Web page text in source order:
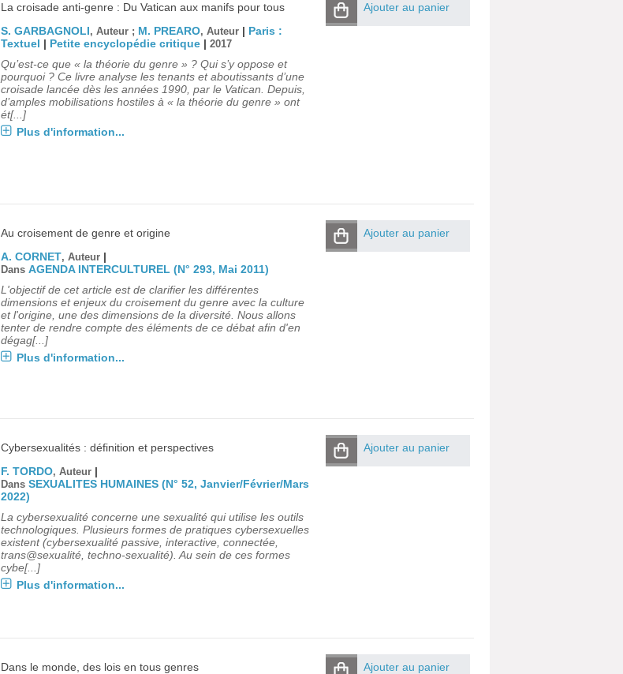
La croisade anti-genre : Du Vatican aux manifs pour tous
S. GARBAGNOLI, Auteur ; M. PREARO, Auteur | Paris :
Textuel | Petite encyclopédie critique| 2017
Qu’est-ce que « la théorie du genre » ? Qui s’y oppose et
pourquoi ? Ce livre analyse les tenants et aboutissants d’une
croisade lancée dès les années 1990, par le Vatican. Depuis,
d’amples mobilisations hostiles à « la théorie du genre » ont
ét[...]
Plus d'information...
Ajouter au panier
Au croisement de genre et origine
A. CORNET, Auteur |
Dans AGENDA INTERCULTUREL (N° 293, Mai 2011)
L'objectif de cet article est de clarifier les différentes
dimensions et enjeux du croisement du genre avec la culture
et l'origine, une des dimensions de la diversité. Nous allons
tenter de rendre compte des éléments de ce débat afin d'en
dégag[...]
Plus d'information...
Ajouter au panier
Cybersexualités : définition et perspectives
F. TORDO, Auteur |
Dans SEXUALITES HUMAINES (N° 52, Janvier/Février/Mars
2022)
La cybersexualité concerne une sexualité qui utilise les outils
technologiques. Plusieurs formes de pratiques cybersexuelles
existent (cybersexualité passive, interactive, connectée,
trans@sexualité, techno-sexualité). Au sein de ces formes
cybe[...]
Plus d'information...
Ajouter au panier
Dans le monde, des lois en tous genres
Ajouter au panier